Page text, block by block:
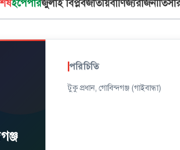
ইপেপারজুলাই বিপ্লবজাতীয়বাণিজ্যরাজনীতি
পরিচিতি
টুকু প্রধান, গোবিন্দগঞ্জ (গাইবান্ধা)